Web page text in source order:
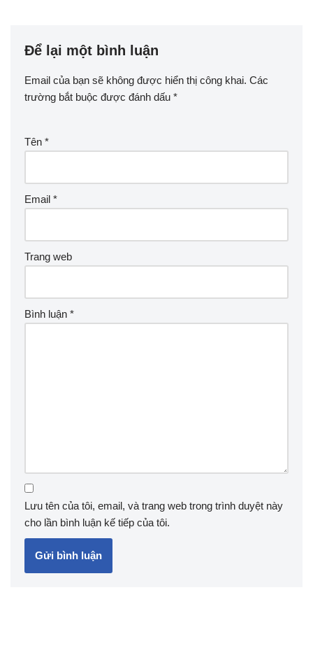
Để lại một bình luận
Email của bạn sẽ không được hiển thị công khai. Các
trường bắt buộc được đánh dấu *
Tên *
Email *
Trang web
Bình luận *
Lưu tên của tôi, email, và trang web trong trình duyệt này
cho lần bình luận kế tiếp của tôi.